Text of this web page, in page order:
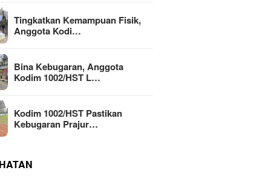
Tingkatkan Kemampuan Fisik,
Anggota Kodi…
Bina Kebugaran, Anggota
Kodim 1002/HST L…
Kodim 1002/HST Pastikan
Kebugaran Prajur…